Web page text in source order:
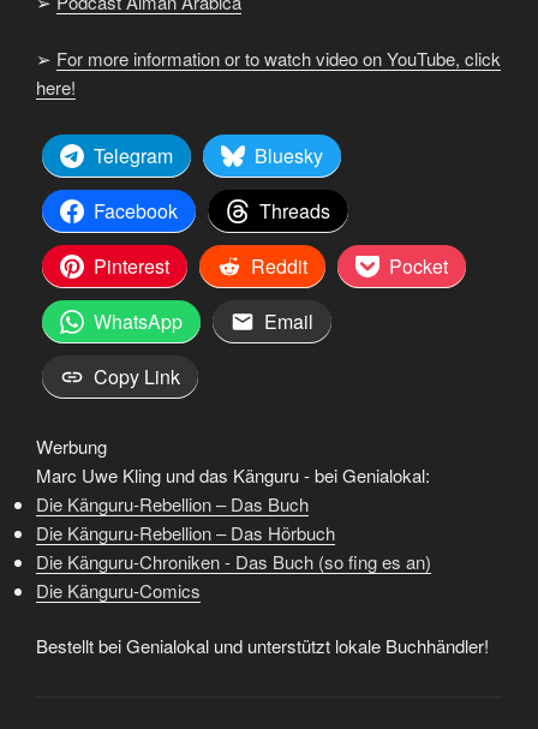
➢ For more information or to watch video on YouTube, click
here!
Telegram
Bluesky
Facebook
Threads
Pinterest
Reddit
Pocket
WhatsApp
Email
Copy Link
Werbung
Marc Uwe Kling und das Känguru - bei Genialokal:
Die Känguru-Rebellion – Das Buch
Die Känguru-Rebellion – Das Hörbuch
Die Känguru-Chroniken - Das Buch (so fing es an)
Die Känguru-Comics
Bestellt bei Genialokal und unterstützt lokale Buchhändler!